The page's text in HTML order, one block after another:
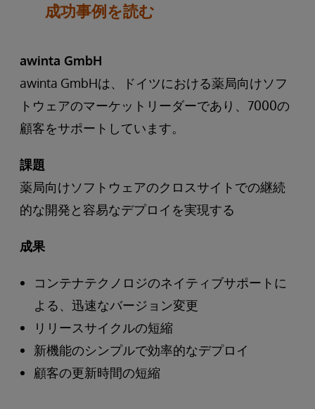
成功事例を読む
awinta GmbH
awinta GmbHは、ドイツにおける薬局向けソフ
トウェアのマーケットリーダーであり、7000の
顧客をサポートしています。
課題
薬局向けソフトウェアのクロスサイトでの継続
的な開発と容易なデプロイを実現する
成果
コンテナテクノロジのネイティブサポートに
よる、迅速なバージョン変更
リリースサイクルの短縮
新機能のシンプルで効率的なデプロイ
顧客の更新時間の短縮